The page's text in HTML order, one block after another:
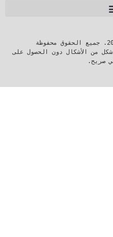
لا يجوز إعادة إنتاج أي جزء بأي شكل من الأشكال دون الحصول على